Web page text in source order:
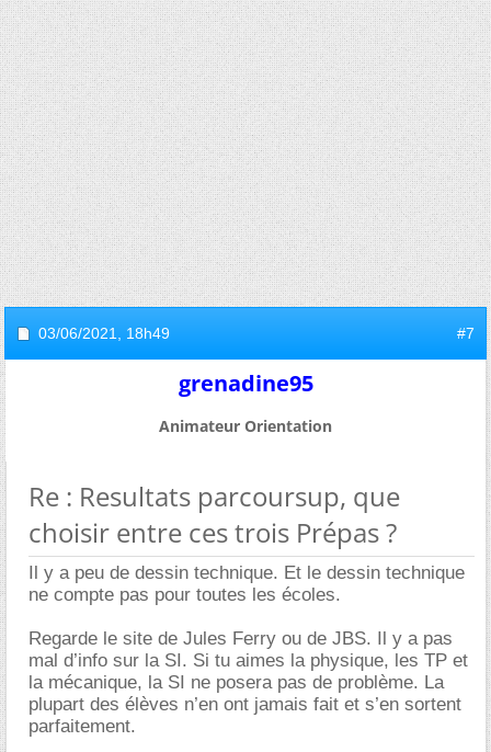
03/06/2021, 18h49 #7
grenadine95
Animateur Orientation
Re : Resultats parcoursup, que
choisir entre ces trois Prépas ?
Il y a peu de dessin technique. Et le dessin technique
ne compte pas pour toutes les écoles.
Regarde le site de Jules Ferry ou de JBS. Il y a pas
mal d’info sur la SI. Si tu aimes la physique, les TP et
la mécanique, la SI ne posera pas de problème. La
plupart des élèves n’en ont jamais fait et s’en sortent
parfaitement.